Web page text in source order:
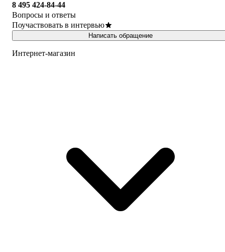
8 495 424-84-44
Вопросы и ответы
Поучаствовать в интервью
Написать обращение
Интернет-магазин